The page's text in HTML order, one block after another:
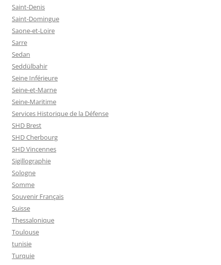
Saint-Denis
Saint-Domingue
Saone-et-Loire
Sarre
Sedan
Seddülbahir
Seine Inférieure
Seine-et-Marne
Seine-Maritime
Services Historique de la Défense
SHD Brest
SHD Cherbourg
SHD Vincennes
Sigillographie
Sologne
Somme
Souvenir Français
Suisse
Thessalonique
Toulouse
tunisie
Turquie